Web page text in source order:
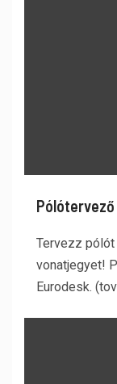
Tervezz pólót
vonatjegyet!
Eurodesk.